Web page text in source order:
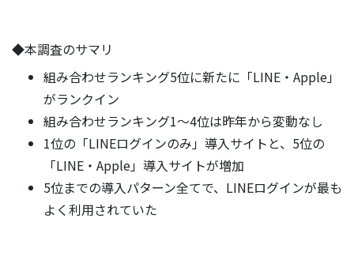
◆本調査のサマリ
組み合わせランキング5位に新たに「LINE・Apple」
がランクイン
組み合わせランキング1〜4位は昨年から変動なし
1位の「LINEログインのみ」導入サイトと、5位の
「LINE・Apple」導入サイトが増加
5位までの導入パターン全てで、LINEログインが最も
よく利用されていた